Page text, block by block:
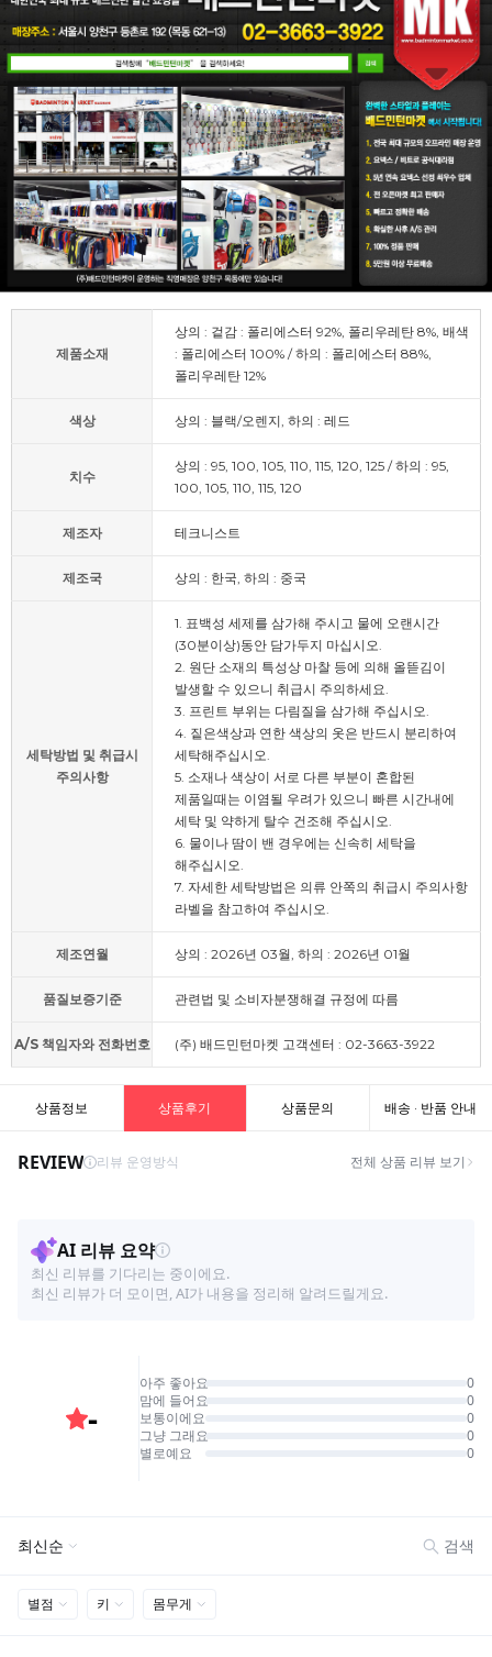
제품소재
상의 : 겉감 : 폴리에스터 92%, 폴리우레탄 8%, 배색
: 폴리에스터 100% / 하의 : 폴리에스터 88%,
폴리우레탄 12%
색상 상의 : 블랙/오렌지, 하의 : 레드
치수
상의 : 95, 100, 105, 110, 115, 120, 125 / 하의 : 95,
100, 105, 110, 115, 120
제조자 테크니스트
제조국 상의 : 한국, 하의 : 중국
세탁방법 및 취급시
주의사항
1. 표백성 세제를 삼가해 주시고 물에 오랜시간
(30분이상)동안 담가두지 마십시오.
2. 원단 소재의 특성상 마찰 등에 의해 올뜯김이
발생할 수 있으니 취급시 주의하세요.
3. 프린트 부위는 다림질을 삼가해 주십시오.
4. 짙은색상과 연한 색상의 옷은 반드시 분리하여
세탁해주십시오.
5. 소재나 색상이 서로 다른 부분이 혼합된
제품일때는 이염될 우려가 있으니 빠른 시간내에
세탁 및 약하게 탈수 건조해 주십시오.
6. 물이나 땀이 밴 경우에는 신속히 세탁을
해주십시오.
7. 자세한 세탁방법은 의류 안쪽의 취급시 주의사항
라벨을 참고하여 주십시오.
제조연월 상의 : 2026년 03월, 하의 : 2026년 01월
품질보증기준 관련법 및 소비자분쟁해결 규정에 따름
A/S 책임자와 전화번호 (주) 배드민턴마켓 고객센터 : 02-3663-3922
상품정보 상품후기 상품문의 배송 · 반품 안내